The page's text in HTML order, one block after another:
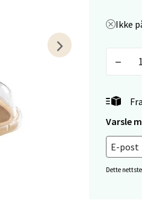
Ikke
Varsle
Dette
Kristiansand